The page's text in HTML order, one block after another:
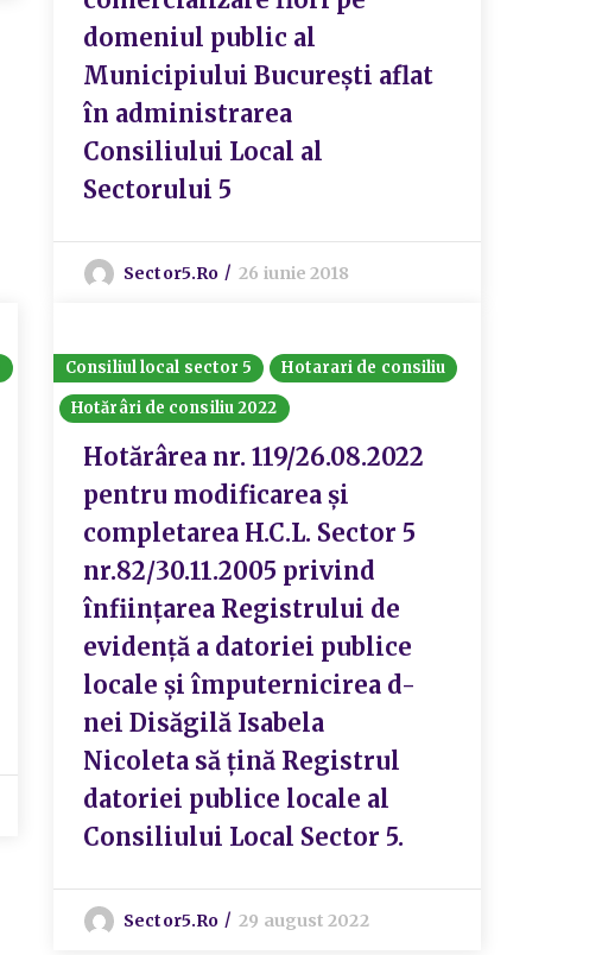
domeniul public al
Municipiului București aflat
în administrarea
Consiliului Local al
Sectorului 5
Sector5.ro 26 iunie 2018
Consiliul local sector 5
Hotarari de consiliu
Hotărâri de consiliu 2022
Hotărârea nr. 119/26.08.2022
pentru modificarea și
completarea H.C.L. Sector 5
nr.82/30.11.2005 privind
înființarea Registrului de
evidență a datoriei publice
locale și împuternicirea d-
nei Disăgilă Isabela
Nicoleta să țină Registrul
datoriei publice locale al
Consiliului Local Sector 5.
Sector5.ro 29 august 2022